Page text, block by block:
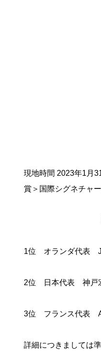
現地時間 2023年1月
賞＞国際シグネチャ
1位 オランダ代表
2位 日本代表 神戸
3位 フランス代表
詳細につきましては